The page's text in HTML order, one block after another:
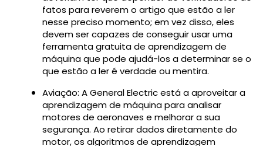
fatos para reverem o artigo que estão a ler
nesse preciso momento; em vez disso, eles
devem ser capazes de conseguir usar uma
ferramenta gratuita de aprendizagem de
máquina que pode ajudá-los a determinar se o
que estão a ler é verdade ou mentira.
Aviação: A General Electric está a aproveitar a
aprendizagem de máquina para analisar
motores de aeronaves e melhorar a sua
segurança. Ao retirar dados diretamente do
motor, os algoritmos de aprendizagem